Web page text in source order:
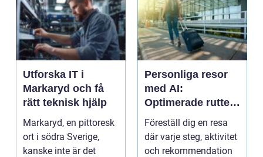
Utforska IT i
Markaryd och få
rätt teknisk hjälp
Markaryd, en pittoresk
ort i södra Sverige,
kanske inte är det
Personliga resor
med AI:
Optimerade rutter,
rekommendationer
och upplevelser
Föreställ dig en resa
där varje steg, aktivitet
och rekommendation